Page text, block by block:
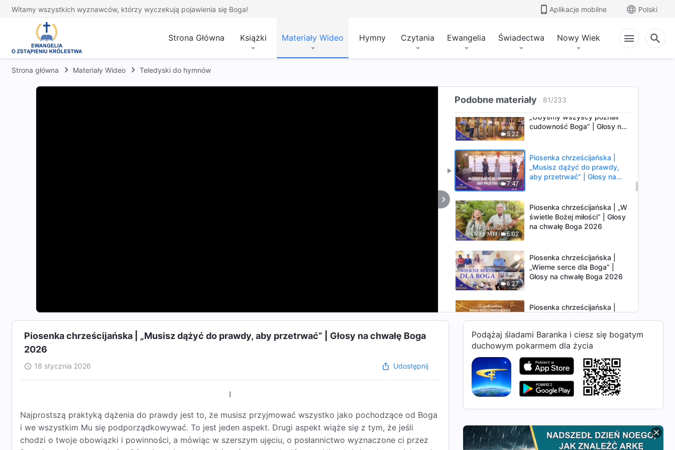
Witamy wszystkich wyznawców, którzy wyczekują pojawienia się Boga! Aplikacje mobilne Polski
Strona Główna Książki Materiały Wideo Hymny Czytania Ewangelia Świadectwa Nowy Wiek
Strona główna Materiały Wideo Teledyski do hymnów
Podobne materiały 81/233
5:40
Piosenka chrześcijańska |
rozumienia Boga?” | Głosy na
chwałę Boga 2026
2026
5:22
Piosenka chrześcijańska |
„Obyśmy wszyscy poznali
cudowność Boga” | Głosy na
7:47
Piosenka chrześcijańska |
„Musisz dążyć do prawdy,
aby przetrwać” | Głosy na
5:02
Piosenka chrześcijańska | „W
świetle Bożej miłości” | Głosy
na chwałę Boga 2026
6:27
Piosenka chrześcijańska |
„Wierne serce dla Boga” |
Głosy na chwałę Boga 2026
9:15
Piosenka chrześcijańska |
ustanie” | Głosy na chwałę
Boga 2026
4:36
Piosenka chrześcijańska |
„Bóg pragnie, by więcej ludzi
dostąpiło Jego zbawienia” |
Głosy na chwałę Boga 2026
5:26
Pieśń uwielbienia | „Owce
Piosenka chrześcijańska | „Musisz dążyć do prawdy, aby przetrwać” | Głosy na chwałę Boga
2026
18 stycznia 2026 Udostępnij
I
Najprostszą praktyką dążenia do prawdy jest to, że musisz przyjmować wszystko jako pochodzące od Boga
i we wszystkim Mu się podporządkowywać. To jest jeden aspekt. Drugi aspekt wiąże się z tym, że jeśli
chodzi o twoje obowiązki i powinności, a mówiąc w szerszym ujęciu, o posłannictwo wyznaczone ci przez
Podążaj śladami Baranka i ciesz się bogatym
duchowym pokarmem dla życia